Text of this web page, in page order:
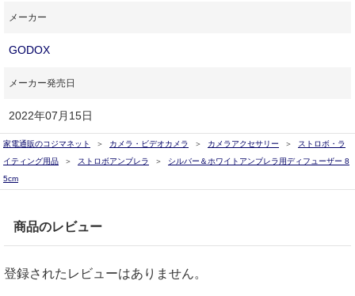
メーカー
GODOX
メーカー発売日
2022年07月15日
家電通販のコジマネット カメラ・ビデオカメラ カメラアクセサリー
ストロボ・ラ
イティング用品
ストロボアンブレラ
シルバー＆ホワイトアンブレラ用ディフューザー 8
5cm
商品のレビュー
登録されたレビューはありません。